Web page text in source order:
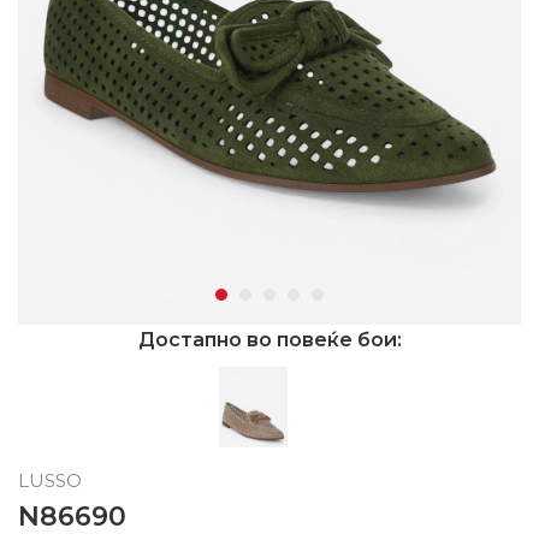
Достапно во повеќе бои:
LUSSO
N86690